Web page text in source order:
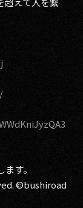
す。
©bushiroad